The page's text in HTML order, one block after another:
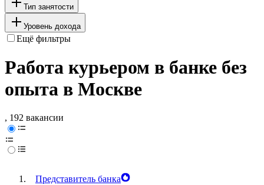
Тип занятости
Уровень дохода
Ещё фильтры
Работа курьером в банке без
опыта в Москве
, 192 вакансии
Представитель банка